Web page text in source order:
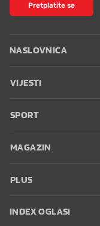
Pretplatite se
NASLOVNICA
VIJESTI
SPORT
MAGAZIN
PLUS
INDEX OGLASI